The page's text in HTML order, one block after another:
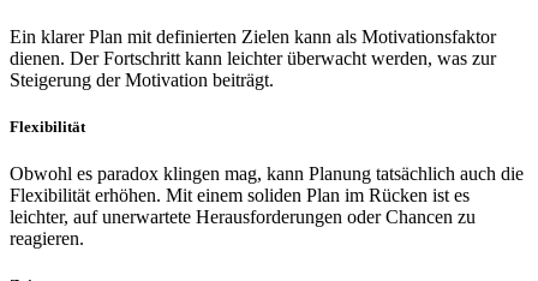
Ein klarer Plan mit definierten Zielen kann als Motivationsfaktor
dienen. Der Fortschritt kann leichter überwacht werden, was zur
Steigerung der Motivation beiträgt.
Flexibilität
Obwohl es paradox klingen mag, kann Planung tatsächlich auch die
Flexibilität erhöhen. Mit einem soliden Plan im Rücken ist es
leichter, auf unerwartete Herausforderungen oder Chancen zu
reagieren.